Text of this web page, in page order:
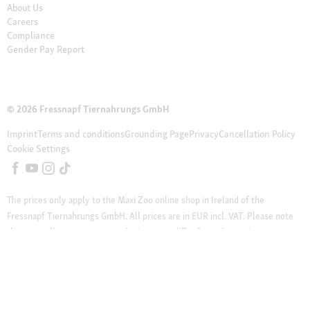
About Us
Careers
Compliance
Gender Pay Report
© 2026 Fressnapf Tiernahrungs GmbH
ImprintTerms and conditionsGrounding PagePrivacyCancellation Policy
Cookie Settings
The prices only apply to the Maxi Zoo online shop in Ireland of the
Fressnapf Tiernahrungs GmbH. All prices are in EUR incl. VAT. Please note
that our online assortment and prices may differ from the stationary